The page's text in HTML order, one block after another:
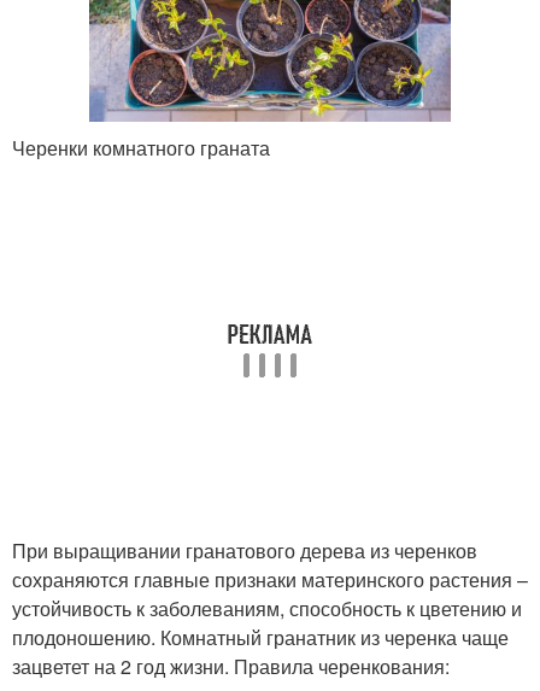
Черенки комнатного граната
При выращивании гранатового дерева из черенков
сохраняются главные признаки материнского растения –
устойчивость к заболеваниям, способность к цветению и
плодоношению. Комнатный гранатник из черенка чаще
зацветет на 2 год жизни. Правила черенкования: